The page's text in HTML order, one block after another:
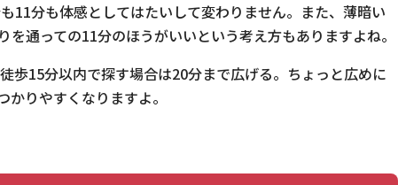
11分も体感としてはたいして変わりません。また、薄暗い
通っての11分のほうがいいという考え方もありますよね。
歩15分以内で探す場合は20分まで広げる。ちょっと広めに
りやすくなりますよ。